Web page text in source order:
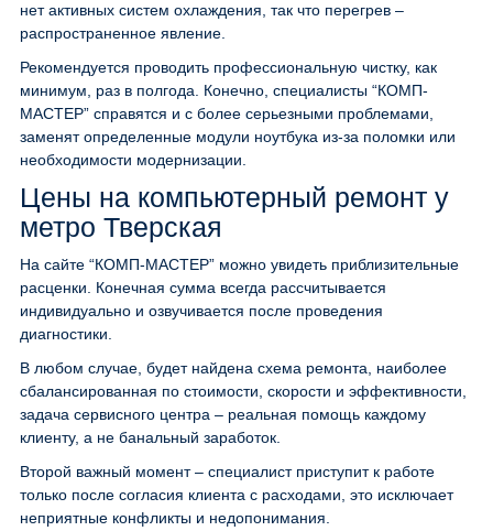
нет активных систем охлаждения, так что перегрев –
распространенное явление.
Рекомендуется проводить профессиональную чистку, как
минимум, раз в полгода. Конечно, специалисты “КОМП-
МАСТЕР” справятся и с более серьезными проблемами,
заменят определенные модули ноутбука из-за поломки или
необходимости модернизации.
Цены на компьютерный ремонт у
метро Тверская
На сайте “КОМП-МАСТЕР” можно увидеть приблизительные
расценки. Конечная сумма всегда рассчитывается
индивидуально и озвучивается после проведения
диагностики.
В любом случае, будет найдена схема ремонта, наиболее
сбалансированная по стоимости, скорости и эффективности,
задача сервисного центра – реальная помощь каждому
клиенту, а не банальный заработок.
Второй важный момент – специалист приступит к работе
только после согласия клиента с расходами, это исключает
неприятные конфликты и недопонимания.